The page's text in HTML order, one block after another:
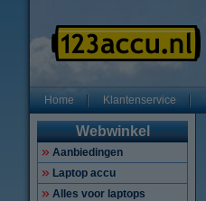
Home Klantenservice
Webwinkel
Aanbiedingen
Laptop accu
Alles voor laptops